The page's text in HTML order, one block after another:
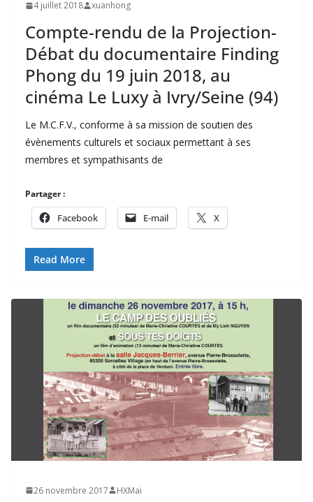
4 juillet 2018 xuanhong
Compte-rendu de la Projection-
Débat du documentaire Finding
Phong du 19 juin 2018, au
cinéma Le Luxy à Ivry/Seine (94)
Le M.C.F.V., conforme à sa mission de soutien des
évènements culturels et sociaux permettant à ses
membres et sympathisants de
Partager :
Facebook E-mail X
Read More
26 novembre 2017 HXMai